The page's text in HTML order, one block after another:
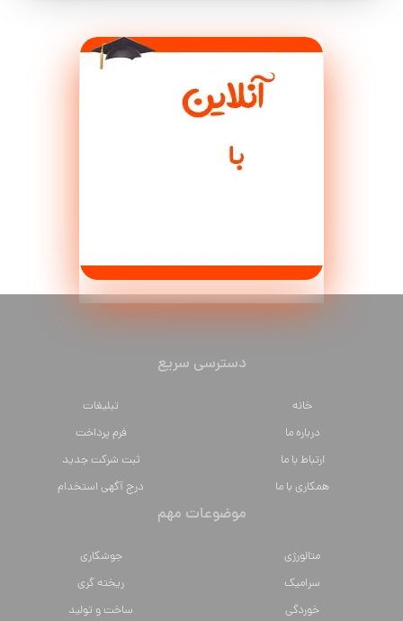
دسترسی سریع
خانه
تبلیغات
درباره ما
فرم پرداخت
ارتباط با ما
ثبت شرکت جدید
همکاری با ما
درج آگهی استخدام
موضوعات مهم
متالورژي
جوشکاری
سراميك
ریخته گری
خوردگی
ساخت و تولید